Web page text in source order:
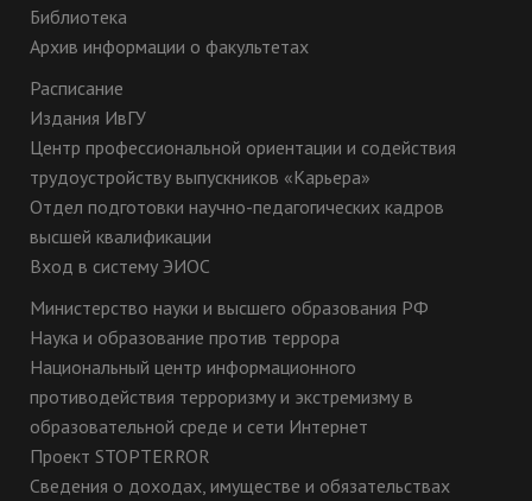
Библиотека
Архив информации о факультетах
Расписание
Издания ИвГУ
Центр профессиональной ориентации и содействия
трудоустройству выпускников «Карьера»
Отдел подготовки научно-педагогических кадров
высшей квалификации
Вход в систему ЭИОС
Министерство науки и высшего образования РФ
Наука и образование против террора
Национальный центр информационного
противодействия терроризму и экстремизму в
образовательной среде и сети Интернет
Проект STOPTERROR
Сведения о доходах, имуществе и обязательствах